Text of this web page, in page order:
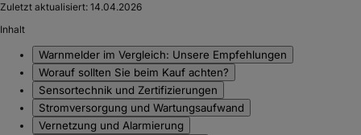
Zuletzt aktualisiert: 14.04.2026
Inhalt
Warnmelder im Vergleich: Unsere Empfehlungen
Worauf sollten Sie beim Kauf achten?
Sensortechnik und Zertifizierungen
Stromversorgung und Wartungsaufwand
Vernetzung und Alarmierung